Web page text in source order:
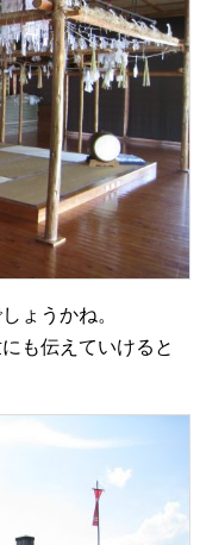
ょうかね。
も伝えていけると